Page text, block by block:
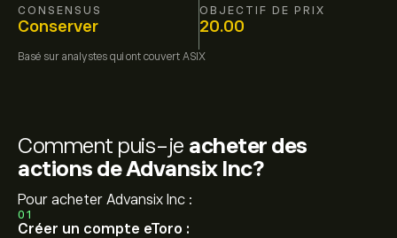
CONSENSUS
Conserver
OBJECTIF DE PRIX
20.00
Basé sur analystes qui ont couvert ASIX
Comment puis-je acheter des
actions de Advansix Inc?
Pour acheter Advansix Inc :
01
Créer un compte eToro :